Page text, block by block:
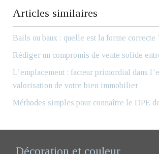
Articles similaires
Bails ou baux : quelle est la forme correcte
Rédiger un compromis de vente solide
L’emplacement : facteur primordial dans
valorisation de votre bien immobilier
Méthodes simples pour connaître le DPE
Décoration et couleur